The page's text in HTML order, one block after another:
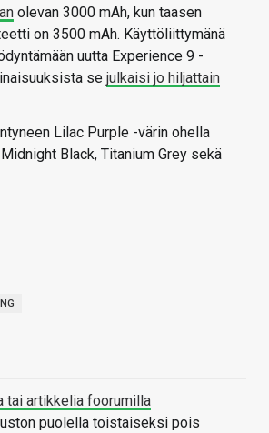
olevan 3000 mAh, kun taasen
on 3500 mAh. Käyttöliittymänä
uutta Experience 9 -
se julkaisi jo hiljattain
Lilac Purple -värin ohella
Black, Titanium Grey sekä
tai artikkelia foorumilla
puolella toistaiseksi pois